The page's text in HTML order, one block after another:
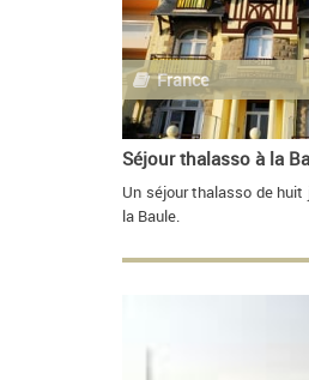
France
Séjour thalasso à la
Un séjour thalasso de huit
la Baule.